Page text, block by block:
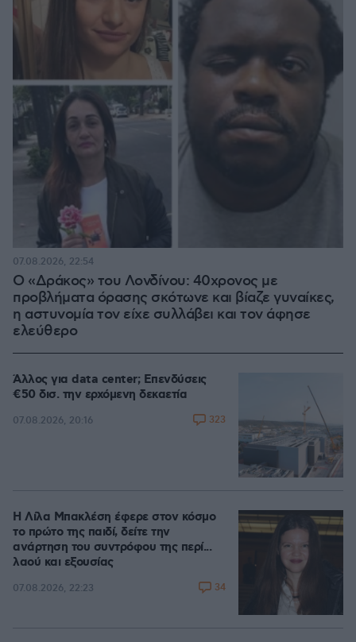
Ο «Δράκος» του Λονδίνου: 40χρονος με
προβλήματα όρασης σκότωνε και βίαζε γυναίκες,
η αστυνομία τον είχε συλλάβει και τον άφησε
ελεύθερο
07.08.2026, 22:54
Άλλος για data center; Επενδύσεις
€50 δισ. την ερχόμενη δεκαετία
07.08.2026, 20:16 323
Η Λίλα Μπακλέση έφερε στον κόσμο
το πρώτο της παιδί, δείτε την
ανάρτηση του συντρόφου της περί...
λαού και εξουσίας
07.08.2026, 22:23 34